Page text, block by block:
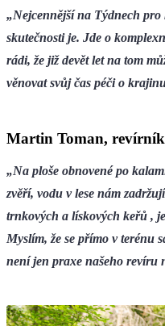
„Nejcennější na Týdnech
skutečnosti je. Jde o
rádi, že již devět let na tom
věnovat svůj čas péči o
Martin Toman, revírník
„Na ploše obnovené po
zvěří, vodu v lese nám
trnkových a lískových keřů ,
Myslím, že se přímo v terénu
není jen praxe našeho revíru